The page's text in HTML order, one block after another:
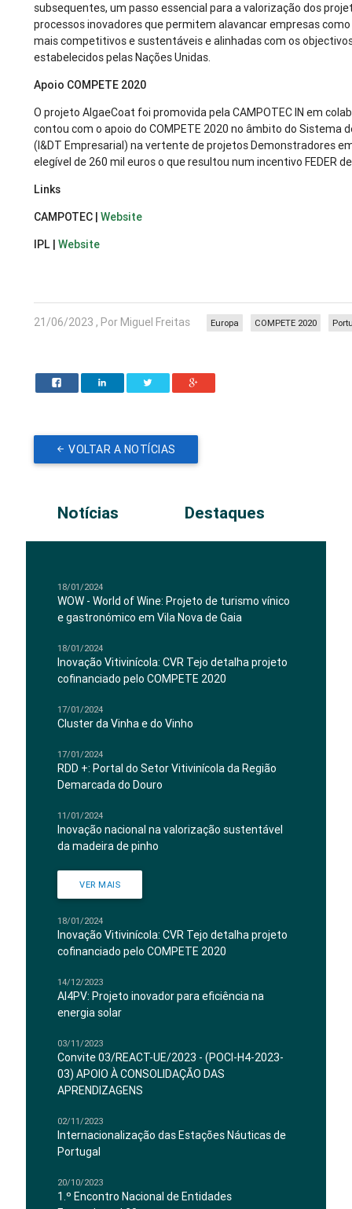
subsequentes, um passo essencial para a valorização dos
processos inovadores que permitem alavancar empresas
mais competitivos e sustentáveis e alinhadas com os
estabelecidos pelas Nações Unidas.
Apoio COMPETE 2020
O projeto AlgaeCoat foi promovida pela CAMPOTEC IN em
contou com o apoio do COMPETE 2020 no âmbito do Sistema
(I&DT Empresarial) na vertente de projetos Demonstradores
elegível de 260 mil euros o que resultou num incentivo FEDER
Links
CAMPOTEC |Website
IPL |Website
21/06/2023 , Por Miguel Freitas COMPETE 2020
Europa
VOLTAR A NOTÍCIAS
Notícias Destaques
18/01/2024
WOW - World of Wine: Projeto de turismo vínico
e gastronómico em Vila Nova de Gaia
18/01/2024
Inovação Vitivinícola: CVR Tejo detalha projeto
cofinanciado pelo COMPETE 2020
17/01/2024
Cluster da Vinha e do Vinho
17/01/2024
RDD +: Portal do Setor Vitivinícola da Região
Demarcada do Douro
11/01/2024
Inovação nacional na valorização sustentável
da madeira de pinho
VER MAIS
18/01/2024
Inovação Vitivinícola: CVR Tejo detalha projeto
cofinanciado pelo COMPETE 2020
14/12/2023
AI4PV: Projeto inovador para eficiência na
energia solar
03/11/2023
Convite 03/REACT-UE/2023 - (POCI-H4-2023-
03) APOIO À CONSOLIDAÇÃO DAS
APRENDIZAGENS
02/11/2023
Internacionalização das Estações Náuticas de
Portugal
20/10/2023
1.º Encontro Nacional de Entidades